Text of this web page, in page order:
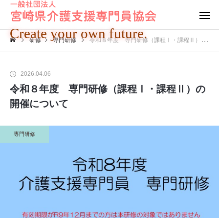
Create your own future.
研修 専門研修 令和８年度 専門研修（課程Ⅰ・課程Ⅱ）の開催について
2026.04.06
令和８年度 専門研修（課程Ⅰ・課程Ⅱ）の
開催について
専門研修